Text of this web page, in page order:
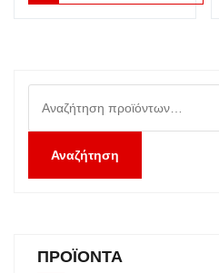
για:
Αναζήτηση
ΠΡΟΪΌΝΤΑ